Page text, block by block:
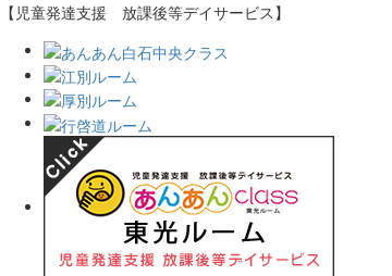
【児童発達支援 放課後等デイサービス】